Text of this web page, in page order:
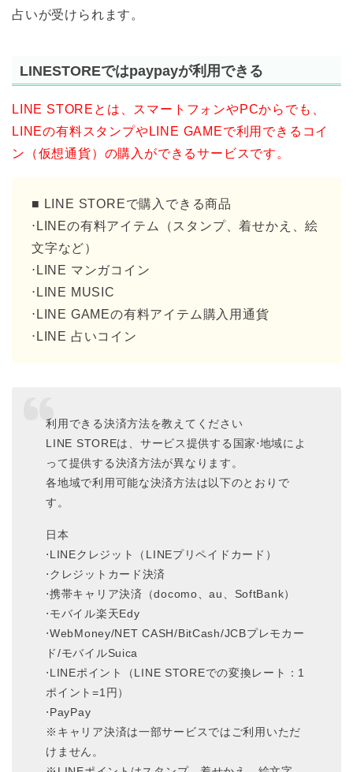
占いが受けられます。
LINESTOREではpaypayが利用できる
LINE STOREとは、スマートフォンやPCからでも、
LINEの有料スタンプやLINE GAMEで利用できるコイ
ン（仮想通貨）の購入ができるサービスです。
■ LINE STOREで購入できる商品
⋅LINEの有料アイテム（スタンプ、着せかえ、絵
文字など）
⋅LINE マンガコイン
⋅LINE MUSIC
⋅LINE GAMEの有料アイテム購入用通貨
⋅LINE 占いコイン
利用できる決済方法を教えてください
LINE STOREは、サービス提供する国家⋅地域によ
って提供する決済方法が異なります。
各地域で利用可能な決済方法は以下のとおりで
す。
日本
⋅LINEクレジット（LINEプリペイドカード）
⋅クレジットカード決済
⋅携帯キャリア決済（docomo、au、SoftBank）
⋅モバイル楽天Edy
⋅WebMoney/NET CASH/BitCash/JCBプレモカー
ド/モバイルSuica
⋅LINEポイント（LINE STOREでの変換レート：1
ポイント=1円）
⋅PayPay
※キャリア決済は一部サービスではご利用いただ
けません。